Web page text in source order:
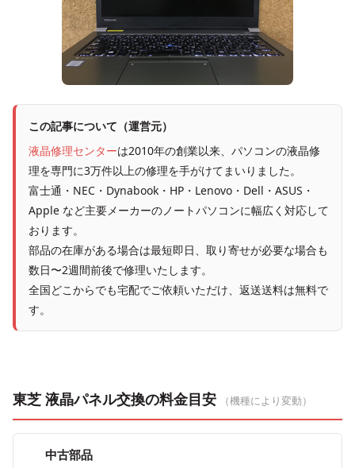
この記事について（運営元）
液晶修理センターは2010年の創業以来、パソコンの液晶修
理を専門に3万件以上の修理を手がけてまいりました。
富士通・NEC・Dynabook・HP・Lenovo・Dell・ASUS・
Apple など主要メーカーのノートパソコンに幅広く対応して
おります。
部品の在庫がある場合は最短即日、取り寄せが必要な場合も
数日〜2週間前後で修理いたします。
全国どこからでも宅配でご依頼いただけ、返送送料は無料で
す。
東芝 液晶パネル交換の料金目安 （機種により変動）
中古部品